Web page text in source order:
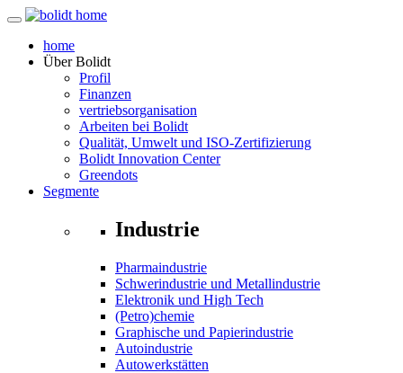
home
ÜberBolidt
Profil
Finanzen
vertriebsorganisation
Arbeiten bei Bolidt
Qualität, Umwelt und ISO-Zertifizierung
Bolidt Innovation Center
Greendots
Segmente
Industrie
Pharmaindustrie
Schwerindustrie und Metallindustrie
Elektronik und High Tech
(Petro)chemie
Graphische und Papierindustrie
Autoindustrie
Autowerkstätten